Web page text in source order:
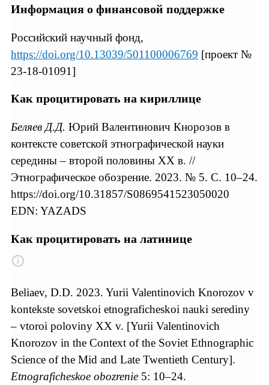
Информация о финансовой поддержке
Российский научный фонд,
https://doi.org/10.13039/501100006769 [проект №
23-18-01091]
Как процитировать на кириллице
Беляев Д.Д. Юрий Валентинович Кнорозов в
контексте советской этнографической науки
середины – второй половины ХХ в. //
Этнографическое обозрение. 2023. № 5. С. 10–24.
https://doi.org/10.31857/S0869541523050020
EDN: YAZADS
Как процитировать на латинице
Beliaev, D.D. 2023. Yurii Valentinovich Knorozov v
kontekste sovetskoi etnograficheskoi nauki serediny
– vtoroi poloviny XX v. [Yurii Valentinovich
Knorozov in the Context of the Soviet Ethnographic
Science of the Mid and Late Twentieth Century].
Etnograficheskoe obozrenie 5: 10–24.